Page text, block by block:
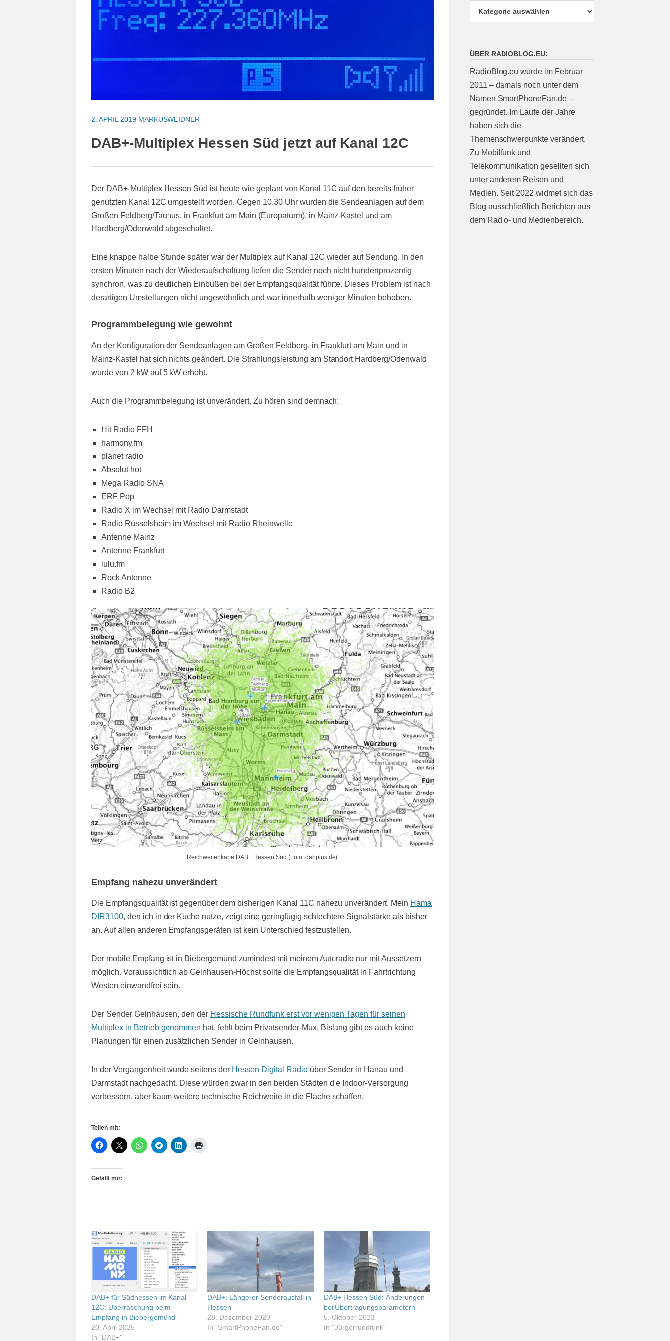
2. APRIL 2019 MARKUSWEIDNER
DAB+-Multiplex Hessen Süd jetzt auf Kanal 12C
Der DAB+-Multiplex Hessen Süd ist heute wie geplant von Kanal 11C auf den bereits früher
genutzten Kanal 12C umgestellt worden. Gegen 10.30 Uhr wurden die Sendeanlagen auf dem
Großen Feldberg/Taunus, in Frankfurt am Main (Europaturm), in Mainz-Kastel und am
Hardberg/Odenwald abgeschaltet.
Eine knappe halbe Stunde später war der Multiplex auf Kanal 12C wieder auf Sendung. In den
ersten Minuten nach der Wiederaufschaltung liefen die Sender noch nicht hundertprozentig
synchron, was zu deutlichen Einbußen bei der Empfangsqualität führte. Dieses Problem ist nach
derartigen Umstellungen nicht ungewöhnlich und war innerhalb weniger Minuten behoben.
Programmbelegung wie gewohnt
An der Konfiguration der Sendeanlagen am Großen Feldberg, in Frankfurt am Main und in
Mainz-Kastel hat sich nichts geändert. Die Strahlungsleistung am Standort Hardberg/Odenwald
wurde von 2 kW auf 5 kW erhöht.
Auch die Programmbelegung ist unverändert. Zu hören sind demnach:
Hit Radio FFH
harmony.fm
planet radio
Absolut hot
Mega Radio SNA
ERF Pop
Radio X im Wechsel mit Radio Darmstadt
Radio Rüsselsheim im Wechsel mit Radio Rheinwelle
Antenne Mainz
Antenne Frankfurt
lulu.fm
Rock Antenne
Radio B2
Reichweitenkarte DAB+ Hessen Süd (Foto: dabplus.de)
Empfang nahezu unverändert
Die Empfangsqualität ist gegenüber dem bisherigen Kanal 11C nahezu unverändert. Mein Hama
DIR3100, den ich in der Küche nutze, zeigt eine geringfügig schlechtere Signalstärke als bisher
an. Auf allen anderen Empfangsgeräten ist kein Unterschied festzustellen.
Der mobile Empfang ist in Biebergemünd zumindest mit meinem Autoradio nur mit Aussetzern
möglich. Voraussichtlich ab Gelnhausen-Höchst sollte die Empfangsqualität in Fahrtrichtung
Westen einwandfrei sein.
Der Sender Gelnhausen, den der Hessische Rundfunk erst vor wenigen Tagen für seinen
Multiplex in Betrieb genommen hat, fehlt beim Privatsender-Mux. Bislang gibt es auch keine
Planungen für einen zusätzlichen Sender in Gelnhausen.
In der Vergangenheit wurde seitens der Hessen Digital Radio über Sender in Hanau und
Darmstadt nachgedacht. Diese würden zwar in den beiden Städten die Indoor-Versorgung
verbessern, aber kaum weitere technische Reichweite in die Fläche schaffen.
Teilen mit:
Gefällt mir:
DAB+ für Südhessen im Kanal
12C: Überraschung beim
Empfang in Biebergemünd
20. April 2025
In "DAB+"
DAB+: Längerer Senderausfall in
Hessen
28. Dezember 2020
In "SmartPhoneFan.de"
DAB+ Hessen Süd: Änderungen
bei Übertragungsparametern
5. Oktober 2023
In "Bürgerrundfunk"
ÜBER RADIOBLOG.EU:
RadioBlog.eu wurde im Februar
2011 – damals noch unter dem
Namen SmartPhoneFan.de –
gegründet. Im Laufe der Jahre
haben sich die
Themenschwerpunkte verändert.
Zu Mobilfunk und
Telekommunikation gesellten sich
unter anderem Reisen und
Medien. Seit 2022 widmet sich das
Blog ausschließlich Berichten aus
dem Radio- und Medienbereich.